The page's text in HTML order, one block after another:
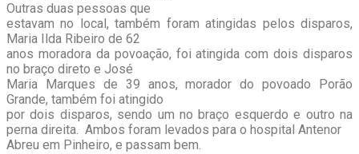
Outras duas pessoas que
estavam no local, também foram atingidas pelos disparos,
Maria Ilda Ribeiro de 62
anos moradora da povoação, foi atingida com dois disparos
no braço direto e José
Maria Marques de 39 anos, morador do povoado Porão
Grande, também foi atingido
por dois disparos, sendo um no braço esquerdo e outro na
perna direita. Ambos foram levados para o hospital Antenor
Abreu em Pinheiro, e passam bem.